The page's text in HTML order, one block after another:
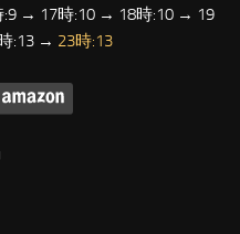
→ 17時:10 → 18時:10 → 19
:13 → 23時:13